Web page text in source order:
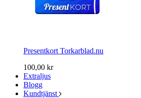
Presentkort Torkarblad.nu
100,00 kr
Extraljus
Blogg
Kundtjänst